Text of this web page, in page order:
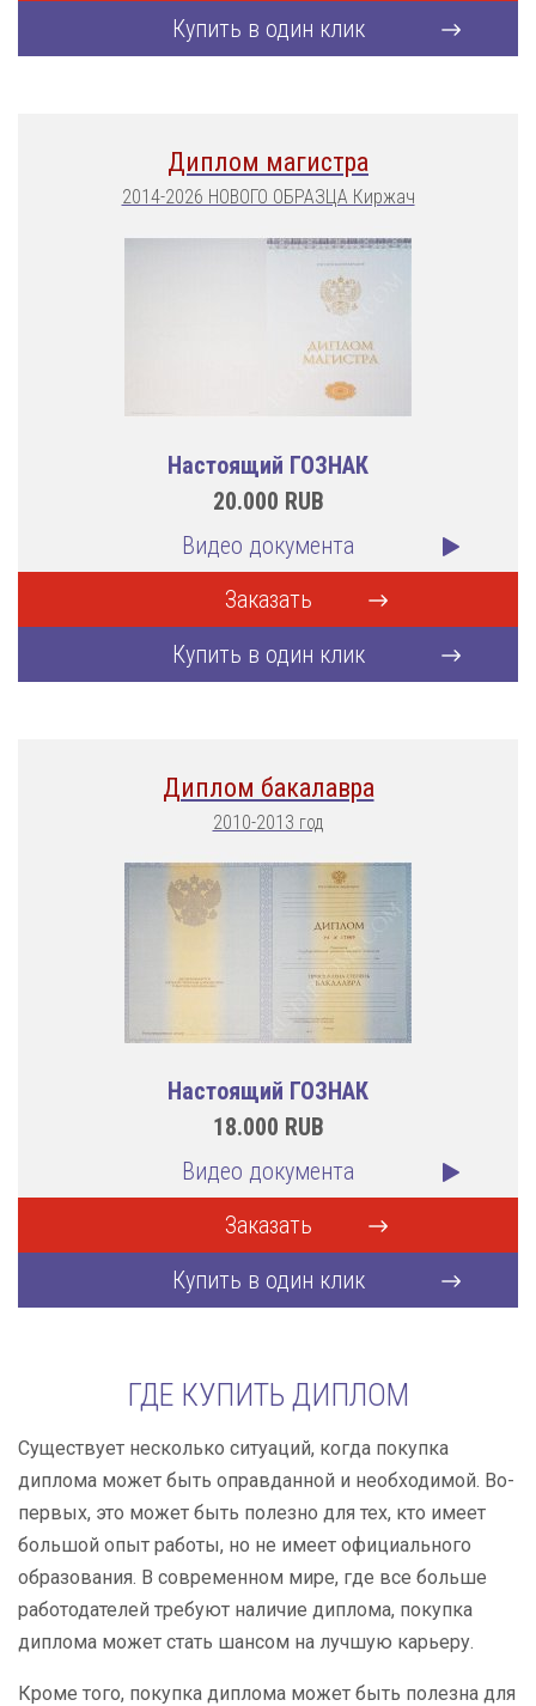
Купить в один клик
Диплом магистра
2014-2026 НОВОГО ОБРАЗЦА Киржач
Настоящий ГОЗНАК
20.000 RUB
Видео документа
Заказать
Купить в один клик
Диплом бакалавра
2010-2013 год
Настоящий ГОЗНАК
18.000 RUB
Видео документа
Заказать
Купить в один клик
ГДЕ КУПИТЬ ДИПЛОМ
Существует несколько ситуаций, когда покупка
диплома может быть оправданной и необходимой. Во-
первых, это может быть полезно для тех, кто имеет
большой опыт работы, но не имеет официального
образования. В современном мире, где все больше
работодателей требуют наличие диплома, покупка
диплома может стать шансом на лучшую карьеру.
Кроме того, покупка диплома может быть полезна для